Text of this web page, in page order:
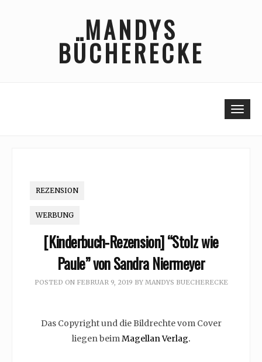
MANDYS
BÜCHERECKE
REZENSION
WERBUNG
[Kinderbuch-Rezension] “Stolz wie
Paule” von Sandra Niermeyer
POSTED ON FEBRUAR 9, 2019 BY MANDYS BUECHERECKE
Das Copyright und die Bildrechte vom Cover
liegen beimMagellan Verlag.